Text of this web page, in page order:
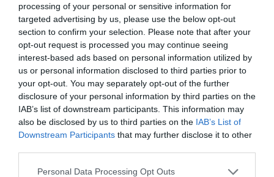
processing of your personal or sensitive information for
targeted advertising by us, please use the below opt-out
section to confirm your selection. Please note that after your
opt-out request is processed you may continue seeing
interest-based ads based on personal information utilized by
us or personal information disclosed to third parties prior to
your opt-out. You may separately opt-out of the further
disclosure of your personal information by third parties on the
IAB’s list of downstream participants. This information may
also be disclosed by us to third parties on the IAB’s List of
Downstream Participants that may further disclose it to other
Personal Data Processing Opt Outs
Compartir
Publicidad
2Playbook Club